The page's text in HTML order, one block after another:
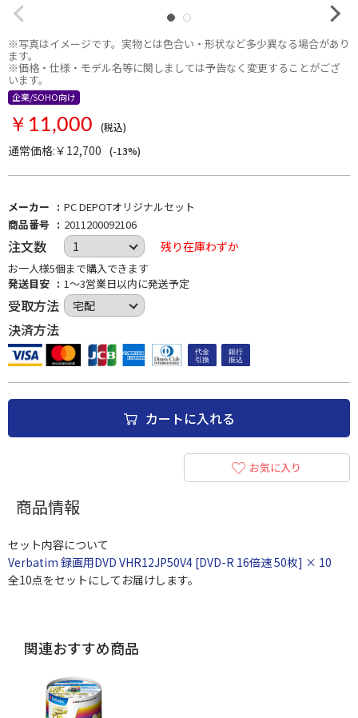
※写真はイメージです。実物とは色合い・形状など多少異なる場合があり
ます。
※価格・仕様・モデル名等に関しましては予告なく変更することがござ
います。
企業/SOHO向け
￥11,000 (税込)
通常価格:￥12,700 (-13%)
メーカー
PC DEPOTオリジナルセット
商品番号
2011200092106
注文数 残り在庫わずか
お一人様5個まで購入できます
発送目安
1～3営業日以内に発送予定
受取方法
決済方法
カートに入れる
お気に入り
商品情報
セット内容について
Verbatim 録画用DVD VHR12JP50V4 [DVD-R 16倍速 50枚] × 10
全10点をセットにしてお届けします。
関連おすすめ商品